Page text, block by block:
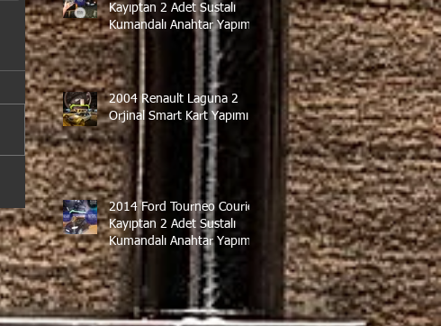
Kayıptan 2 Adet Sustalı
Kumandalı Anahtar Yapımı
2004 Renault Laguna 2
Orjinal Smart Kart Yapımı
2014 Ford Tourneo Courier
Kayıptan 2 Adet Sustalı
Kumandalı Anahtar Yapımı